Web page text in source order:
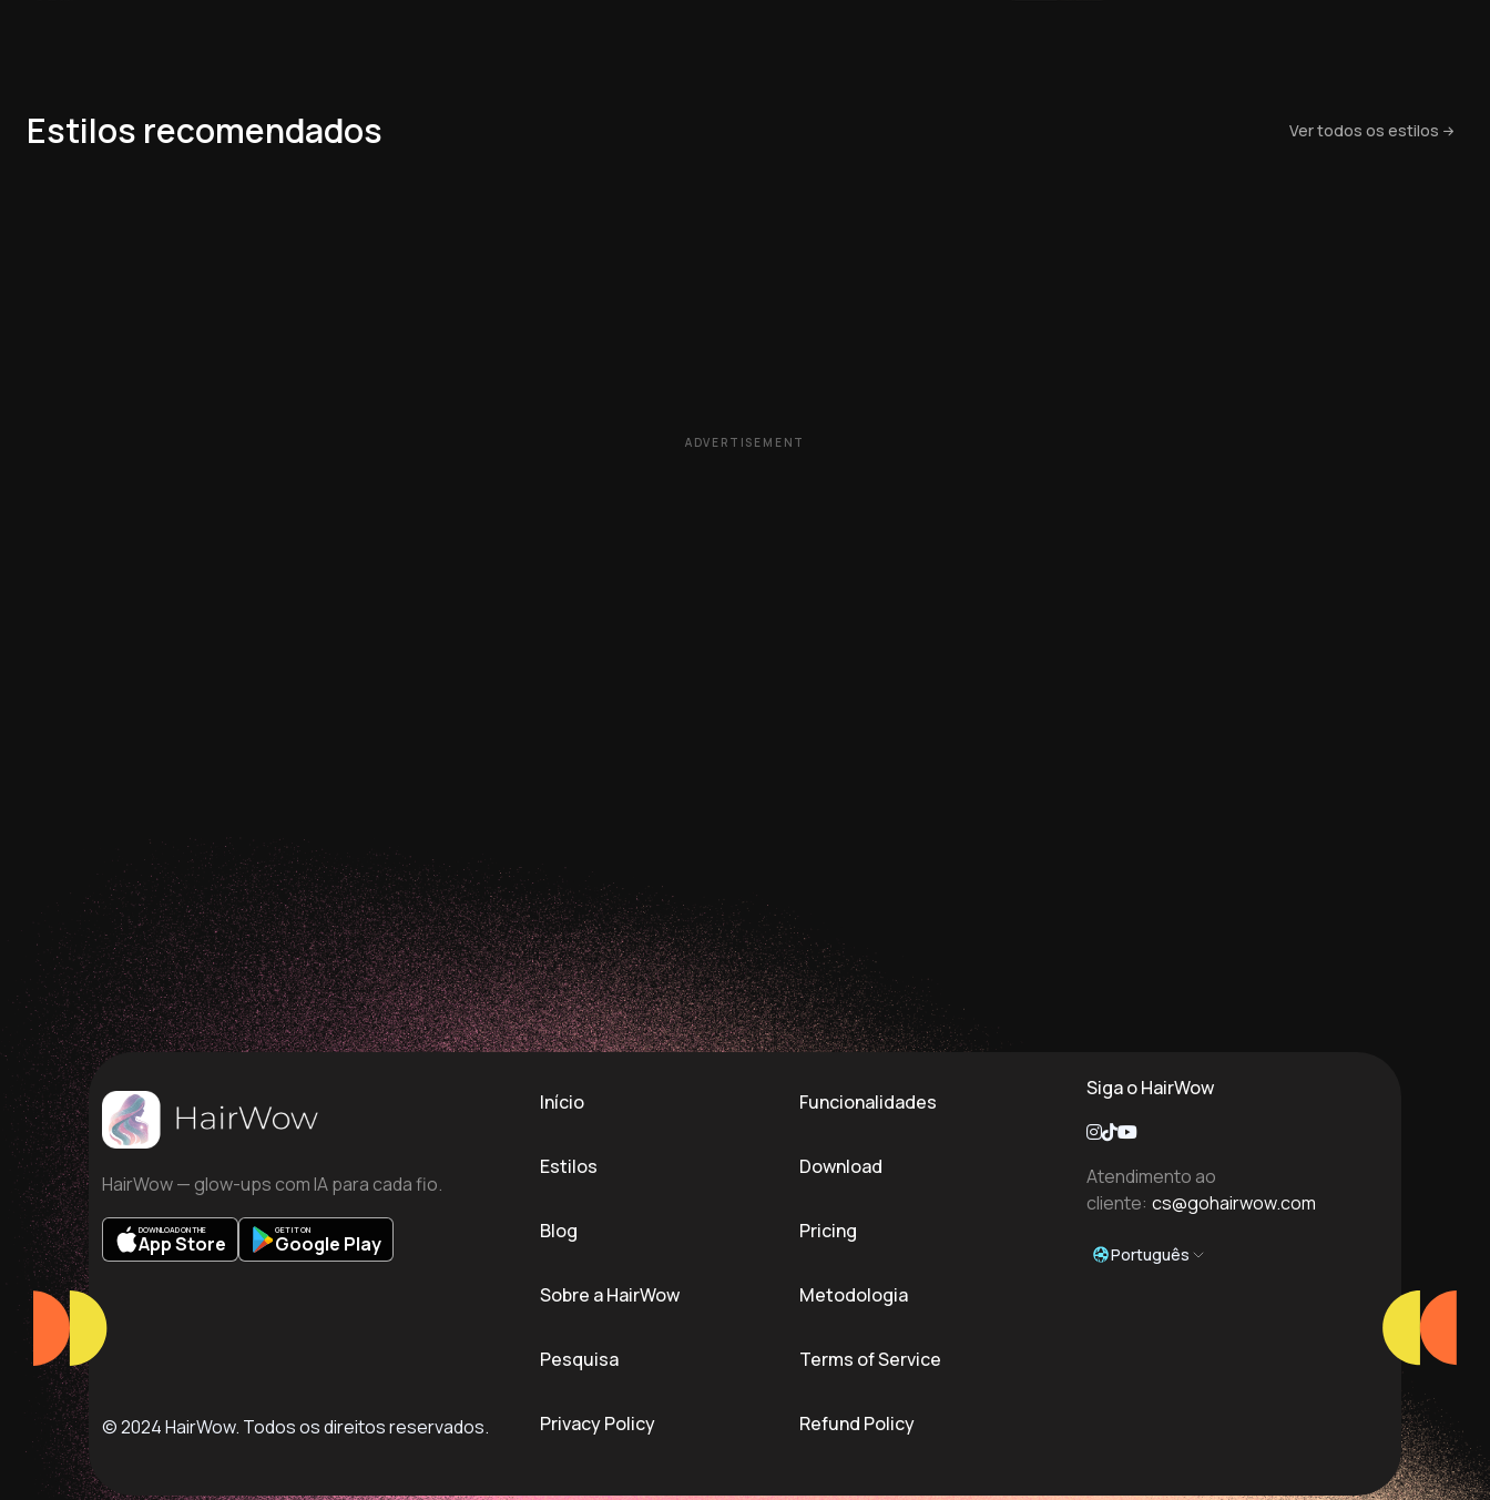
Estilos recomendados Ver todos os estilos
ADVERTISEMENT
HairWow — glow-ups com IA para cada fio.
DOWNLOAD ON THE
App Store
GET IT ON
Google Play
Início Funcionalidades
Estilos Download
Blog Pricing
Sobre a HairWow Metodologia
Pesquisa Terms of Service
Privacy Policy Refund Policy
Siga o HairWow
Atendimento ao
cliente: cs@gohairwow.com
Português
© 2024 HairWow. Todos os direitos reservados.